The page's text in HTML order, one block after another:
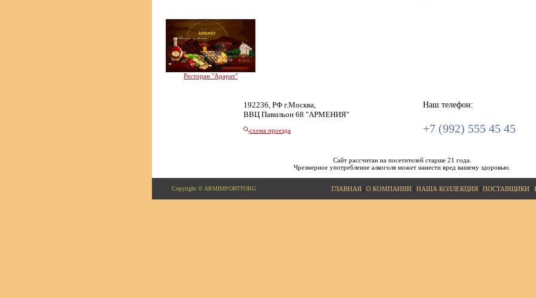
Ресторан "Арарат"
192236, РФ г.Москва,
ВВЦ Павильон 68 "АРМЕНИЯ"
схема проезда
Наш телефон:
+7 (992) 555 45 45
Сайт рассчитан на посетителей старше 21 года.
Чрезмерное употребление алкоголя может нанести вред вашему здоровью.
Copyright © ARMIMPORTTORG ГЛАВНАЯ| О КОМПАНИИ| НАША КОЛЛЕКЦИЯ| ПОСТАВЩИКИ|